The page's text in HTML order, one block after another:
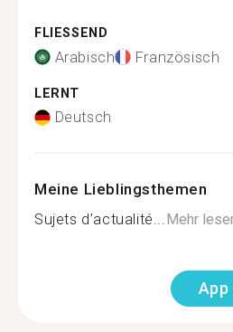
FLIESSEND
Arabisch Französisch
LERNT
Deutsch
Meine Lieblingsthemen
Sujets d’actualité...Mehr